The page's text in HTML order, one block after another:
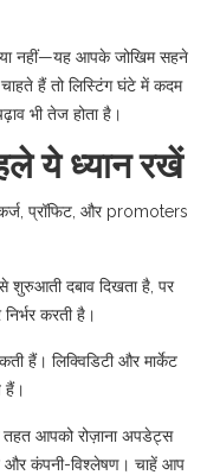
या नहीं—यह आपके जोखिम सहने
हैं तो लिस्टिंग घंटे में कदम
भी तेज होता है।
ये ध्यान रखें
कर्ज, प्रॉफिट, और promoters
शुरुआती दबाव दिखता है, पर
करती है।
हैं। लिक्विडिटी और मार्केट
हैं।
तहत आपको रोज़ाना अपडेट्स
और कंपनी-विश्लेषण। चाहें आप